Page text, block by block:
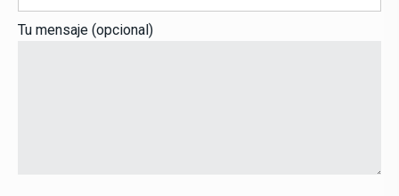
Tu mensaje (opcional)